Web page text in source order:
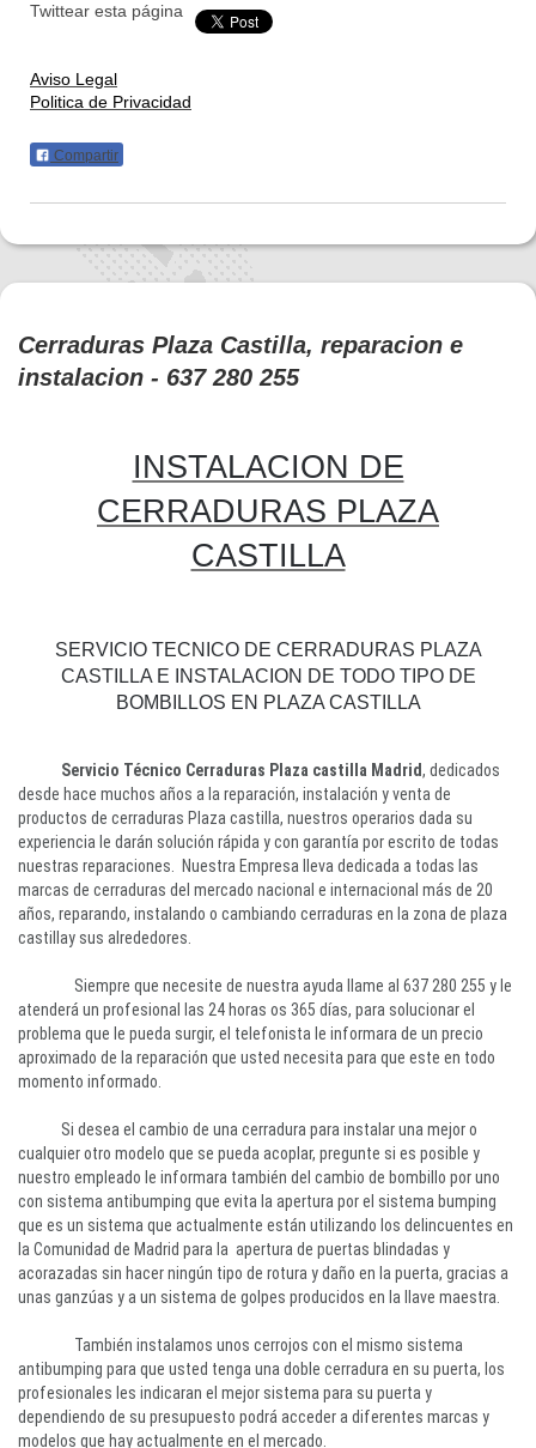
Twittear esta página
Aviso Legal
Politica de Privacidad
Compartir
Cerraduras Plaza Castilla, reparacion e
instalacion - 637 280 255
INSTALACION DE
CERRADURAS PLAZA
CASTILLA
SERVICIO TECNICO DE CERRADURAS PLAZA
CASTILLA E INSTALACION DE TODO TIPO DE
BOMBILLOS EN PLAZA CASTILLA
Servicio Técnico Cerraduras Plaza castilla Madrid, dedicados
desde hace muchos años a la reparación, instalación y venta de
productos de cerraduras Plaza castilla, nuestros operarios dada su
experiencia le darán solución rápida y con garantía por escrito de todas
nuestras reparaciones. Nuestra Empresa lleva dedicada a todas las
marcas de cerraduras del mercado nacional e internacional más de 20
años, reparando, instalando o cambiando cerraduras en la zona de plaza
castillay sus alrededores.
Siempre que necesite de nuestra ayuda llame al 637 280 255 y le
atenderá un profesional las 24 horas os 365 días, para solucionar el
problema que le pueda surgir, el telefonista le informara de un precio
aproximado de la reparación que usted necesita para que este en todo
momento informado.
Si desea el cambio de una cerradura para instalar una mejor o
cualquier otro modelo que se pueda acoplar, pregunte si es posible y
nuestro empleado le informara también del cambio de bombillo por uno
con sistema antibumping que evita la apertura por el sistema bumping
que es un sistema que actualmente están utilizando los delincuentes en
la Comunidad de Madrid para la apertura de puertas blindadas y
acorazadas sin hacer ningún tipo de rotura y daño en la puerta, gracias a
unas ganzúas y a un sistema de golpes producidos en la llave maestra.
También instalamos unos cerrojos con el mismo sistema
antibumping para que usted tenga una doble cerradura en su puerta, los
profesionales les indicaran el mejor sistema para su puerta y
dependiendo de su presupuesto podrá acceder a diferentes marcas y
modelos que hay actualmente en el mercado.